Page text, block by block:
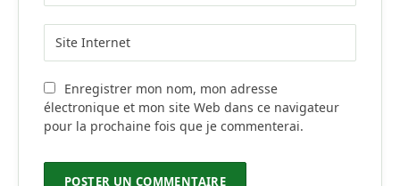
Enregistrer mon nom, mon adresse
électronique et mon site Web dans ce navigateur
pour la prochaine fois que je commenterai.